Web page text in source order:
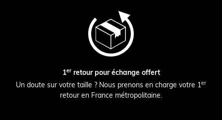
1erretour pour échange offert
Un doute sur votre taille ? Nous prenons en charge votre 1er
retour en France métropolitaine.